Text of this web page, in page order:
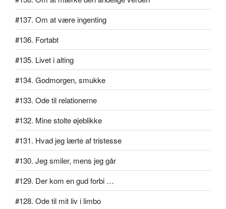
#137. Om at være ingenting
#136. Fortabt
#135. Livet i alting
#134. Godmorgen, smukke
#133. Ode til relationerne
#132. Mine stolte øjeblikke
#131. Hvad jeg lærte af tristesse
#130. Jeg smiler, mens jeg går
#129. Der kom en gud forbi …
#128. Ode til mit liv i limbo